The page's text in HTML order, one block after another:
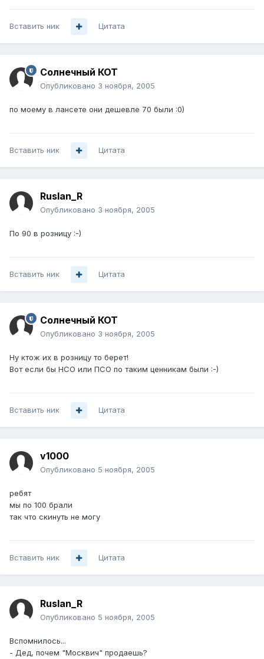
Вставить ник Цитата
Солнечный КОТ
Опубликовано 3 ноября, 2005
по моему в лансете они дешевле 70 были :0)
Вставить ник Цитата
Ruslan_R
Опубликовано 3 ноября, 2005
По 90 в розницу :-)
Вставить ник Цитата
Солнечный КОТ
Опубликовано 3 ноября, 2005
Ну ктож их в розницу то берет!
Вот если бы НСО или ПСО по таким ценникам были :-)
Вставить ник Цитата
v1000
Опубликовано 5 ноября, 2005
ребят
мы по 100 брали
так что скинуть не могу
Вставить ник Цитата
Ruslan_R
Опубликовано 5 ноября, 2005
Вспомнилось...
- Дед, почем "Москвич" продаешь?